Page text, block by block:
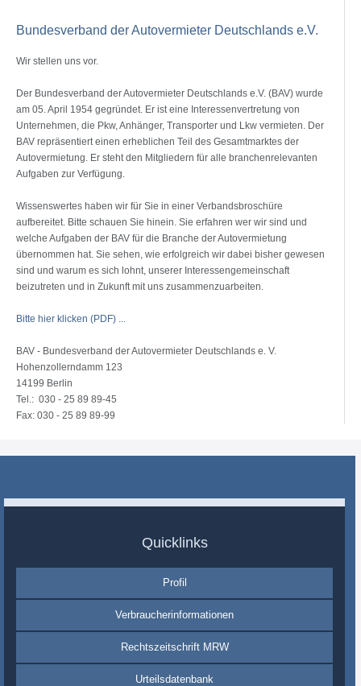
Bundesverband der Autovermieter Deutschlands e.V.
Wir stellen uns vor.
Der Bundesverband der Autovermieter Deutschlands e.V. (BAV) wurde
am 05. April 1954 gegründet. Er ist eine Interessenvertretung von
Unternehmen, die Pkw, Anhänger, Transporter und Lkw vermieten. Der
BAV repräsentiert einen erheblichen Teil des Gesamtmarktes der
Autovermietung. Er steht den Mitgliedern für alle branchenrelevanten
Aufgaben zur Verfügung.
Wissenswertes haben wir für Sie in einer Verbandsbroschüre
aufbereitet. Bitte schauen Sie hinein. Sie erfahren wer wir sind und
welche Aufgaben der BAV für die Branche der Autovermietung
übernommen hat. Sie sehen, wie erfolgreich wir dabei bisher gewesen
sind und warum es sich lohnt, unserer Interessengemeinschaft
beizutreten und in Zukunft mit uns zusammenzuarbeiten.
Bitte hier klicken (PDF) ...
BAV - Bundesverband der Autovermieter Deutschlands e. V.
Hohenzollerndamm 123
14199 Berlin
Tel.: 030 - 25 89 89-45
Fax: 030 - 25 89 89-99
Quicklinks
Profil
Verbraucherinformationen
Rechtszeitschrift MRW
Urteilsdatenbank